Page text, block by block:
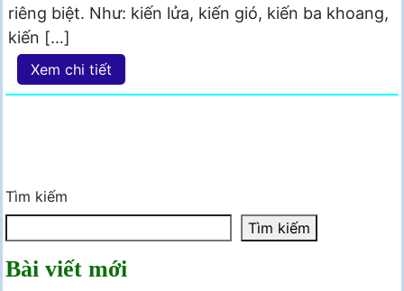
riêng biệt. Như: kiến lửa, kiến gió, kiến ba khoang,
kiến […]
Xem chi tiết
Tìm kiếm
Tìm kiếm
Bài viết mới